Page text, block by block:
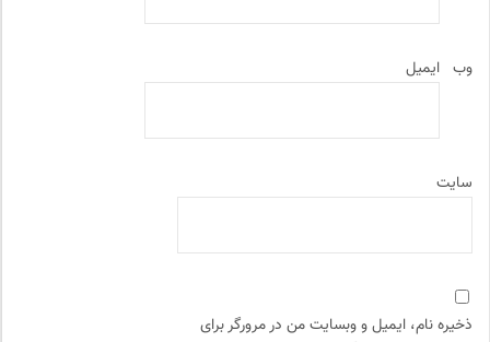
ایمیل وب‌
سایت
ذخیره نام، ایمیل و وبسایت من در مرورگر برای